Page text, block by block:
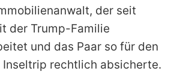
der seit
der Trump-Familie
und das Paar so für den
Inseltrip rechtlich absicherte.